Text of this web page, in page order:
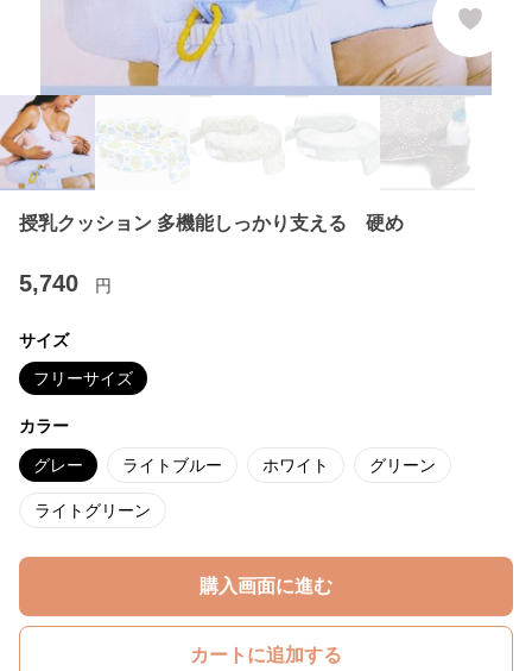
授乳クッション 多機能しっかり支える 硬め
5,740 円
サイズ
フリーサイズ
カラー
グレー ライトブルー ホワイト グリーン
ライトグリーン
購入画面に進む
カートに追加する